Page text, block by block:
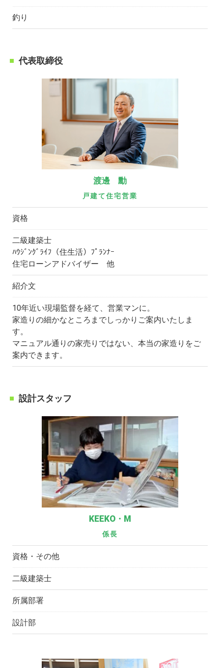
釣り
代表取締役
渡邊 勳
戸建て住宅営業
資格
二級建築士
ﾊｳｼﾞﾝｸﾞﾗｲﾌ（住生活）ﾌﾟﾗﾝﾅｰ
住宅ローンアドバイザー 他
紹介文
10年近い現場監督を経て、営業マンに。
家造りの細かなところまでしっかりご案内いたしま
す。
マニュアル通りの家売りではない、本当の家造りをご
案内できます。
設計スタッフ
KEEKO・M
係長
資格・その他
二級建築士
所属部署
設計部